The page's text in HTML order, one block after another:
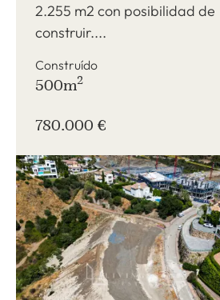
2.255 m2 con posibilidad de
construir....
Construído
500m2
780.000 €